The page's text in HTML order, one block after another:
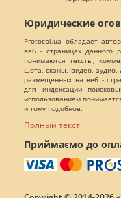
Юридические
Protocol.ua обладает
веб - страницах данного
понимаются тексты,
шота, сканы, видео, аудио,
размещенных на веб -
для индексации
использованием
и тому подобное.
Полный текст
Приймаємо до